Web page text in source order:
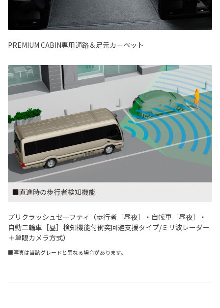
PREMIUM CABIN専用通路＆足元カーペット
プリクラッシュセーフティ（歩行者［昼夜］・自転車［昼夜］・
自動二輪車［昼］検知機能付衝突回避支援タイプ/ミリ波レーダー
＋単眼カメラ方式）
■写真は当該グレードと異なる場合があります。